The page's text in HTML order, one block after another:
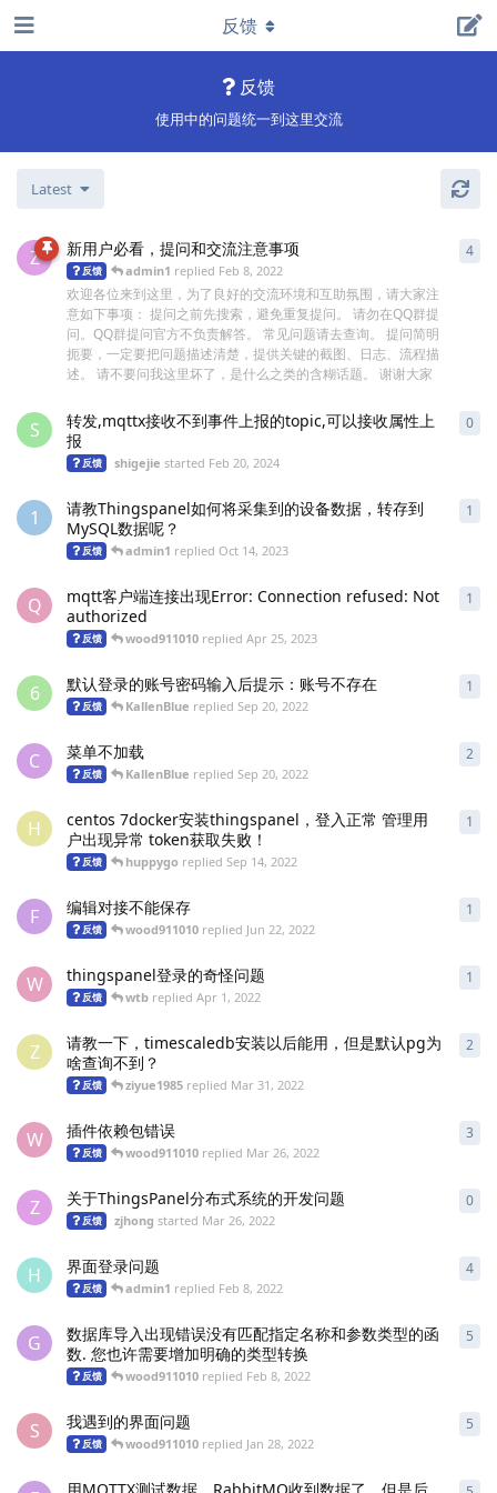
反馈
使用中的问题统一到这里交流
反馈
Latest
Z 新用户必看，提问和交流注意事项
反馈 admin1 replied Feb 8, 2022
欢迎各位来到这里，为了良好的交流环境和互助氛围，请大家注
意如下事项： 提问之前先搜索，避免重复提问。 请勿在QQ群提
问。QQ群提问官方不负责解答。 常见问题请去查询。 提问简明
扼要，一定要把问题描述清楚，提供关键的截图、日志、流程描
述。 请不要问我这里坏了，是什么之类的含糊话题。 谢谢大家
4
S
转发,mqttx接收不到事件上报的topic,可以接收属性上
报
反馈 shigejie started Feb 20, 2024
0
1
请教Thingspanel如何将采集到的设备数据，转存到
MySQL数据呢？
反馈 admin1 repliedOct 14, 2023
1
Q
mqtt客户端连接出现Error: Connection refused: Not
authorized
反馈 wood911010 repliedApr 25, 2023
1
6 默认登录的账号密码输入后提示：账号不存在
反馈 KallenBlue repliedSep 20, 2022
1
C 菜单不加载
反馈 KallenBlue repliedSep 20, 2022
2
H
centos 7docker安装thingspanel，登入正常 管理用
户出现异常 token获取失败！
反馈 huppygo repliedSep 14, 2022
1
F 编辑对接不能保存
反馈 wood911010 replied Jun 22, 2022
1
W thingspanel登录的奇怪问题
反馈 wtb repliedApr 1, 2022
1
Z
请教一下，timescaledb安装以后能用，但是默认pg为
啥查询不到？
反馈 ziyue1985 replied Mar 31, 2022
2
W 插件依赖包错误
反馈 wood911010 replied Mar 26, 2022
3
Z 关于ThingsPanel分布式系统的开发问题
反馈 zjhong started Mar 26, 2022
0
H 界面登录问题
反馈 admin1 replied Feb 8, 2022
4
G
数据库导入出现错误没有匹配指定名称和参数类型的函
数. 您也许需要增加明确的类型转换
反馈 wood911010 replied Feb 8, 2022
5
S 我遇到的界面问题
反馈 wood911010 replied Jan 28, 2022
5